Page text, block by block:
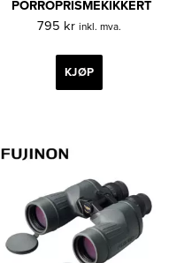
PORROPRISMEKIKKERT
795 kr inkl. mva.
KJØP